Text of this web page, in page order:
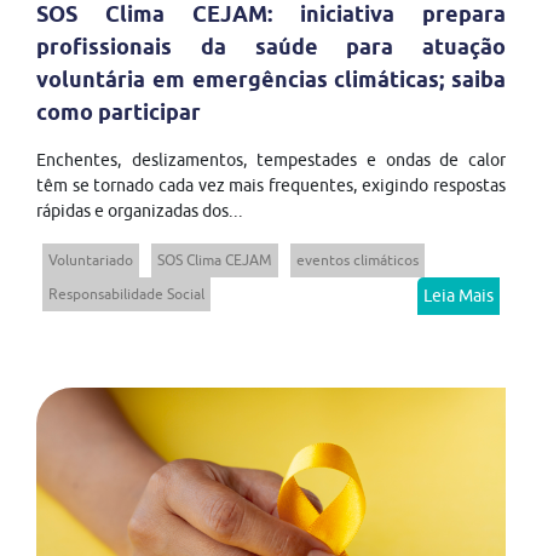
SOS Clima CEJAM: iniciativa prepara
profissionais da saúde para atuação
voluntária em emergências climáticas; saiba
como participar
Enchentes, deslizamentos, tempestades e ondas de calor
têm se tornado cada vez mais frequentes, exigindo respostas
rápidas e organizadas dos...
Voluntariado SOS Clima CEJAM
eventos climáticos
Responsabilidade Social
Leia Mais